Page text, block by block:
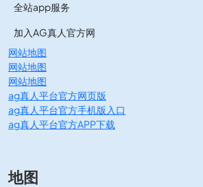
全站app服务
加入AG真人官方网
网站地图
网站地图
网站地图
ag真人平台官方网页版
ag真人平台官方手机版入口
ag真人平台官方APP下载
地图